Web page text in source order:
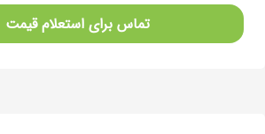
تماس برای استعلام قیمت